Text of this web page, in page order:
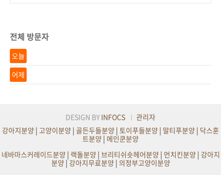
전체 방문자
오늘
어제
DESIGN BY INFOCS
관리자
강아지분양 | 고양이분양 | 골든두들분양 | 토이푸들분양 | 말티푸분양 | 닥스훈
트분양 | 메인쿤분양
네바마스커레이드분양| 랙돌분양| 브리티쉬숏헤어분양| 먼치킨분양| 강아지
분양|강아지무료분양| 의정부고양이분양